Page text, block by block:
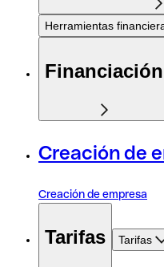
Herramientas
Financiación
Creación de
Creación de empresa
Tarifas Tarifas